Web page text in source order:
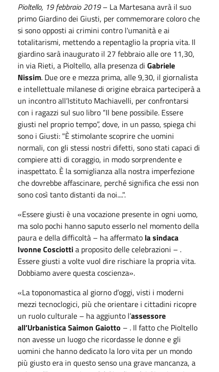
Pioltello, 19febbraio2019– La Martesana avrà il suo
primo Giardino dei Giusti, per commemorare coloro che
si sono opposti ai crimini contro l'umanità e ai
totalitarismi, mettendo a repentaglio la propria vita. Il
giardino sarà inaugurato il 27 febbraio alle ore 11,30,
in via Rieti, a Pioltello, alla presenza di Gabriele
Nissim. Due ore e mezza prima, alle 9,30, il giornalista
e intellettuale milanese di origine ebraica parteciperà a
un incontro all’Istituto Machiavelli, per confrontarsi
con i ragazzi sul suo libro “Il bene possibile. Essere
giusti nel proprio tempo”, dove, in un passo, spiega chi
sono i Giusti: "È stimolante scoprire che uomini
normali, con gli stessi nostri difetti, sono stati capaci di
compiere atti di coraggio, in modo sorprendente e
inaspettato. È la somiglianza alla nostra imperfezione
che dovrebbe affascinare, perché significa che essi non
sono così tanto distanti da noi....".
«Essere giusti è una vocazione presente in ogni uomo,
ma solo pochi hanno saputo esserlo nel momento della
paura e della difficoltà – ha affermato la sindaca
Ivonne Cosciottia proposito delle celebrazioni – .
Essere giusti a volte vuol dire rischiare la propria vita.
Dobbiamo avere questa coscienza».
«La toponomastica al giorno d’oggi, visti i moderni
mezzi tecnoclogici, più che orientare i cittadini ricopre
un ruolo culturale – ha aggiunto l’assessore
all’Urbanistica Saimon Gaiotto – . Il fatto che Pioltello
non avesse un luogo che ricordasse le donne e gli
uomini che hanno dedicato la loro vita per un mondo
più giusto era in questo senso una grave mancanza, a